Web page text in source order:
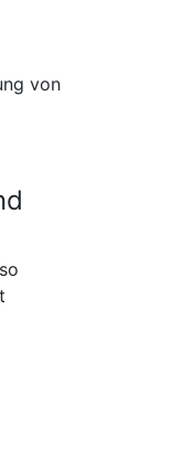
von